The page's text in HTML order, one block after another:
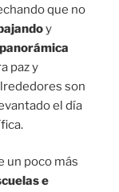
que no
y
paz y
son
el día
un poco más
e